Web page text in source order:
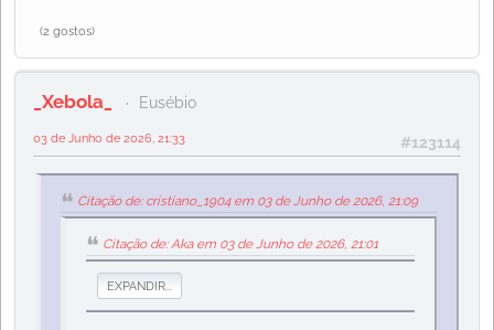
(2 gostos)
_Xebola_ Eusébio
#123114
03 de Junho de 2026, 21:33
Citação de: cristiano_1904 em 03 de Junho de 2026, 21:09
Citação de: Aka em 03 de Junho de 2026, 21:01
EXPANDIR...